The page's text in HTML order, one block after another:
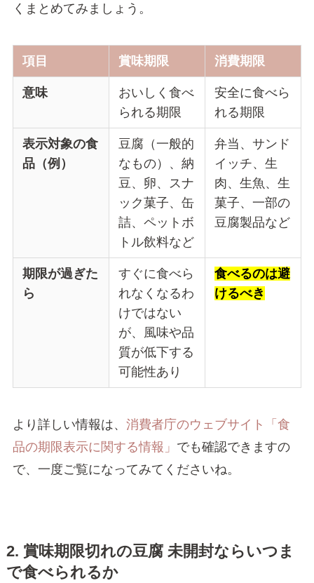
くまとめてみましょう。
項目 賞味期限 消費期限
意味
おいしく食べ
られる期限
安全に食べら
れる期限
表示対象の食
品（例）
豆腐（一般的
なもの）、納
豆、卵、スナ
ック菓子、缶
詰、ペットボ
トル飲料など
弁当、サンド
イッチ、生
肉、生魚、生
菓子、一部の
豆腐製品など
期限が過ぎた
ら
すぐに食べら
れなくなるわ
けではない
が、風味や品
質が低下する
可能性あり
食べるのは避
けるべき
より詳しい情報は、 消費者庁のウェブサイト「食
品の期限表示に関する情報」 でも確認できますの
で、一度ご覧になってみてくださいね。
2. 賞味期限切れの豆腐 未開封ならいつま
で食べられるか